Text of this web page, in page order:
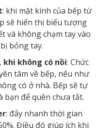
: khi mặt kính của bếp từ
sẽ hiển thị biểu tượng
và không chạm tay vào
bỏng tay.
không có nồi: Chức
tâm về bếp, nếu như
có ở nhà. Bếp sẽ tự
bạn để quên chưa tắt.
: đẩy nhanh thời gian
Điều đó giúp ích khi